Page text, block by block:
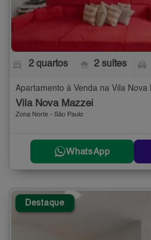
2 quartos 2 suítes
Vila Nova Mazzei
Zona Norte - São Paulo
WhatsApp
Destaque